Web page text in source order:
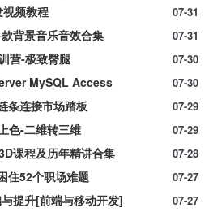
07-31
频教程
07-31
背景音乐音效合集
07-30
营-极致臀腿
07-30
MySQL Access
07-29
条连接市场踏板
07-29
色-二维转三维
07-28
课程及历年精讲合集
07-27
住52个职场难题
07-27
提升[前端与移动开发]